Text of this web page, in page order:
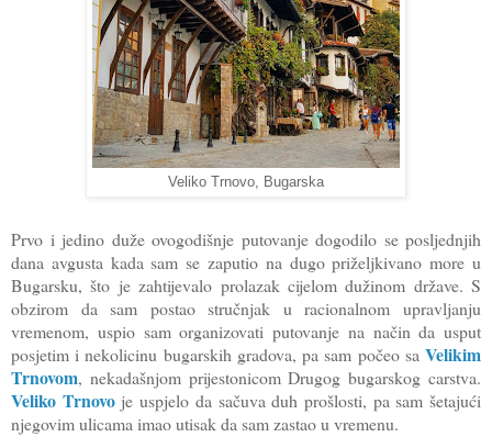
Veliko Trnovo, Bugarska
Prvo i jedino duže ovogodišnje putovanje dogodilo se posljednjih
dana avgusta kada sam se zaputio na dugo priželjkivano more u
Bugarsku, što je zahtijevalo prolazak cijelom dužinom države. S
obzirom da sam postao stručnjak u racionalnom upravljanju
vremenom, uspio sam organizovati putovanje na način da usput
posjetim i nekolicinu bugarskih gradova, pa sam počeo sa Velikim
Trnovom, nekadašnjom prijestonicom Drugog bugarskog carstva.
Veliko Trnovoje uspjelo da sačuva duh prošlosti, pa sam šetajući
njegovim ulicama imao utisak da sam zastao u vremenu.